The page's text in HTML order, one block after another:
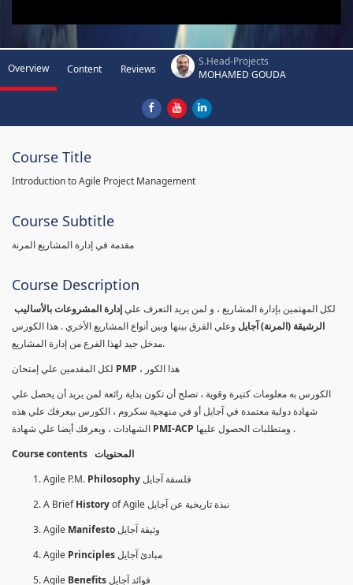
Overview Content Reviews
S.Head-Projects
MOHAMED GOUDA
Course Title
Introduction to Agile Project Management
Course Subtitle
مقدمة في إدارة المشاريع المرنة
Course Description
لكل المهتمين بإدارة المشاريع ، و لمن يريد التعرف عليإدارة المشروعات بالأساليب
الرشيقة (المرنة) آجايل وعلي الفرق بينها وبين أنواع المشاريع الأخري . هذا الكورس
مدخل جيد لهذا الفرع من إدارة المشاريع.
PMP
، هذا الكور
الكورس به معلومات كتيرة وقوية ، تصلح أن تكون بداية رائعة لمن يريد أن يحصل علي
شهادة دولية معتمدة في آجايل أو في منهجية سكروم ، الكورس بيعرفك علي هذه
PMI-ACP
ومتطلبات الحصول عليها .
Agile P.M. Philosophyفلسفة آجايل
A BriefHistory
of Agile نبذة تاريخية عن آجايل
Agile Manifestoوثيقة آجايل
Agile Principlesمبادئ آجايل
Agile Benefitsفوائد آجايل